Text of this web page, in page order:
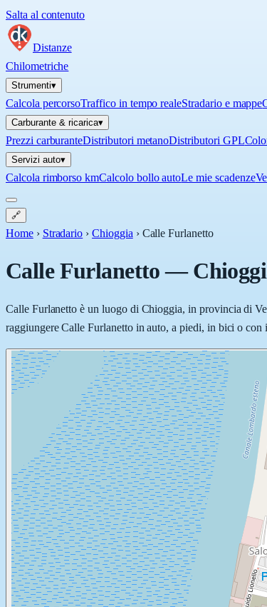
Salta al contenuto
Distanze
Chilometriche
Strumenti▾
Calcola percorsoTraffico in tempo realeStradario e mappe
Carburante & ricarica▾
Prezzi carburanteDistributori metanoDistributori GPL
Servizi auto▾
Calcola rimborso kmCalcolo bollo autoLe mie scadenze
🔗
Home › Stradario › Chioggia › Calle Furlanetto
Calle Furlanetto—
Calle Furlanetto è un luogo di Chioggia, in provincia di
raggiungere Calle Furlanetto in auto, a piedi, in bici o